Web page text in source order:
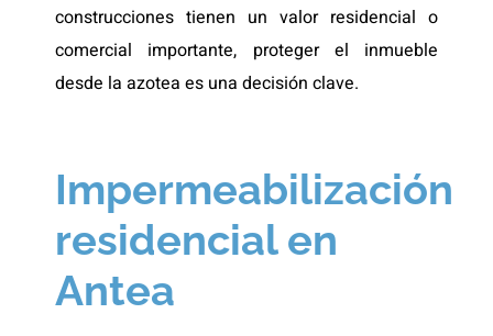
construcciones tienen un valor residencial o
comercial importante, proteger el inmueble
desde la azotea es una decisión clave.
Impermeabilización
residencial en
Antea